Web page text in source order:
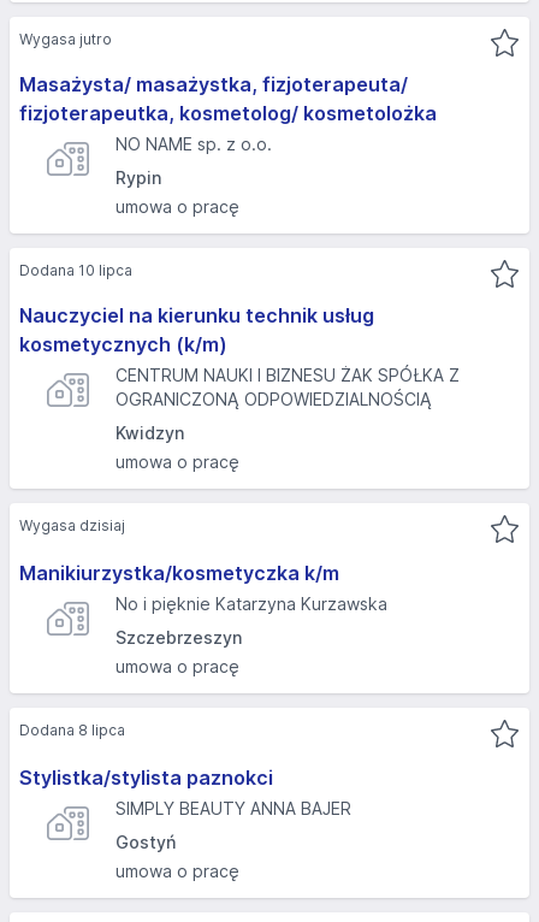
Masażysta/ masażystka, fizjoterapeuta/
fizjoterapeutka, kosmetolog/ kosmetolożka
NO NAME sp. z o.o.
Rypin
umowa o pracę
Wygasa jutro
Nauczyciel na kierunku technik usług
kosmetycznych (k/m)
CENTRUM NAUKI I BIZNESU ŻAK SPÓŁKA Z
OGRANICZONĄ ODPOWIEDZIALNOŚCIĄ
Kwidzyn
umowa o pracę
Dodana 10 lipca
Manikiurzystka/kosmetyczka k/m
No i pięknie Katarzyna Kurzawska
Szczebrzeszyn
umowa o pracę
Wygasa dzisiaj
Stylistka/stylista paznokci
SIMPLY BEAUTY ANNA BAJER
Gostyń
umowa o pracę
Dodana 8 lipca